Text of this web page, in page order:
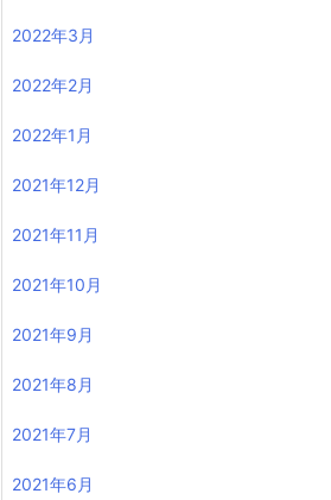
2022年3月
2022年2月
2022年1月
2021年12月
2021年11月
2021年10月
2021年9月
2021年8月
2021年7月
2021年6月